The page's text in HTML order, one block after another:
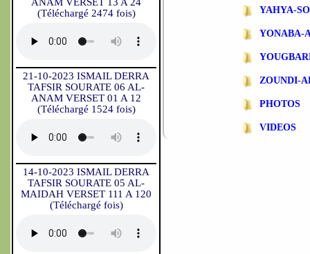
(Téléchargé 2474 fois)
21-10-2023 ISMAIL DERRA
TAFSIR SOURATE 06 AL-
ANAM VERSET 01 A 12
(Téléchargé 1524 fois)
14-10-2023 ISMAIL DERRA
TAFSIR SOURATE 05 AL-
MAIDAH VERSET 111 A 120
(Téléchargé fois)
YAHYA-
YONABA-
ZOUNDI-
PHOTOS
VIDEOS